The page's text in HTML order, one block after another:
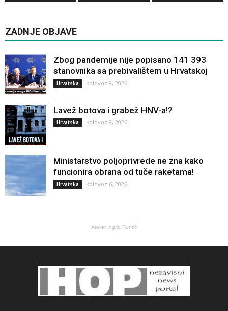
ZADNJE OBJAVE
Zbog pandemije nije popisano 141 393
stanovnika sa prebivalištem u Hrvatskoj
Hrvatska kolovoz 8, 2026
Lavež botova i grabež HNV-a!?
Hrvatska kolovoz 8, 2026
Ministarstvo poljoprivrede ne zna kako
funcionira obrana od tuče raketama!
Hrvatska kolovoz 6, 2026
Atelier Ingrid Runtić